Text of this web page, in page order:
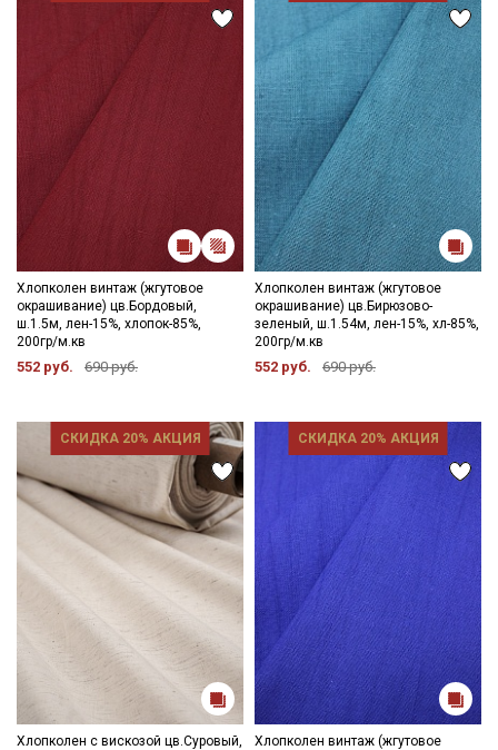
Хлопколен винтаж (жгутовое
окрашивание) цв.Бордовый,
ш.1.5м, лен-15%, хлопок-85%,
200гр/м.кв
552 руб. 690 руб.
Хлопколен винтаж (жгутовое
окрашивание) цв.Бирюзово-
зеленый, ш.1.54м, лен-15%, хл-85%,
200гр/м.кв
552 руб. 690 руб.
СКИДКА 20% АКЦИЯ
Хлопколен с вискозой цв.Суровый,
СКИДКА 20% АКЦИЯ
Хлопколен винтаж (жгутовое